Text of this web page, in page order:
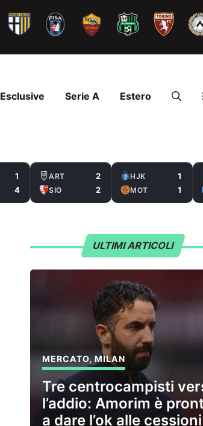
Esclusive Serie A Estero
1
4
ART 2
SIO 2
HJK 1
MOT 1
ULTIMI ARTICOLI
MERCATO,MILAN
Tre centrocampisti
l’addio: Amorim è
a dare l’ok alle cessioni